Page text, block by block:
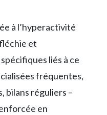
à l’hyperactivité
et
liés à ce
fréquentes,
bilans réguliers –
en